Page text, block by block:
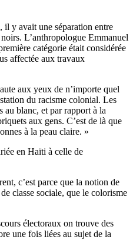
il y avait une séparation entre
L’anthropologue Emmanuel
catégorie était considérée
affectée aux travaux
aux yeux de n’importe quel
du racisme colonial. Les
au blanc, et par rapport à la
aux gens. C’est de là que
à la peau claire. »
en Haïti à celle de
c’est parce que la notion de
classe sociale, que le colorisme
électoraux on trouve des
une fois liées au sujet de la